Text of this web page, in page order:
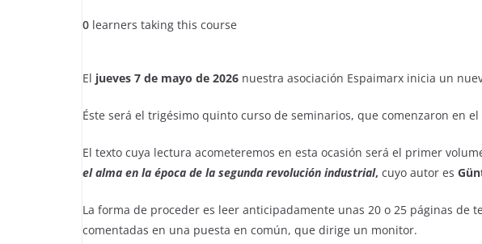
0 learners taking this course
El jueves 7 de mayo de 2026 nuestra asociación Espaimarx inicia un
Éste será el trigésimo quinto curso de seminarios, que comenzaron en el
El texto cuya lectura acometeremos en esta ocasión será el primer
el alma en la época de la segunda revolución industrial, cuyo autor es
La forma de proceder es leer anticipadamente unas 20 o 25 páginas de
comentadas en una puesta en común, que dirige un monitor.